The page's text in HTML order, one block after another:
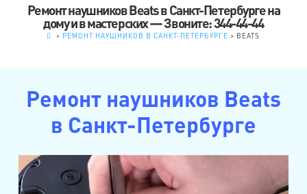
Ремонт наушников Beats в Санкт-Петербурге на
дому и в мастерских — Звоните: 344-44-44
> РЕМОНТ НАУШНИКОВ В САНКТ-ПЕТЕРБУРГЕ > BEATS
Ремонт наушников Beats
в Санкт-Петербурге